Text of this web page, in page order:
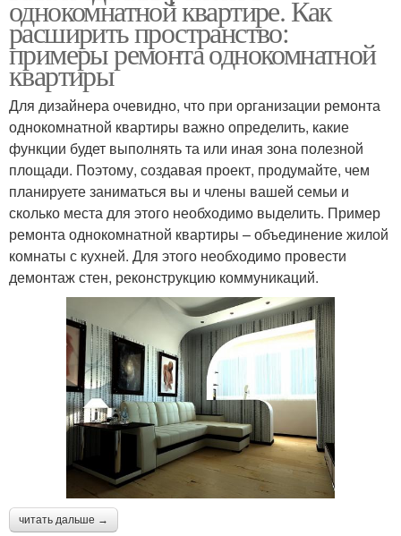
однокомнатной квартире. Как
расширить пространство:
примеры ремонта однокомнатной
квартиры
Для дизайнера очевидно, что при организации ремонта
однокомнатной квартиры важно определить, какие
функции будет выполнять та или иная зона полезной
площади. Поэтому, создавая проект, продумайте, чем
планируете заниматься вы и члены вашей семьи и
сколько места для этого необходимо выделить. Пример
ремонта однокомнатной квартиры – объединение жилой
комнаты с кухней. Для этого необходимо провести
демонтаж стен, реконструкцию коммуникаций.
читать дальше →